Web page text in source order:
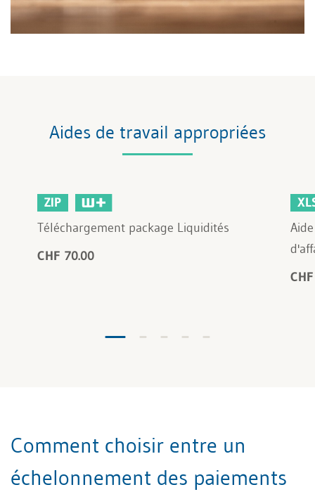
Aides de travail appropriées
ZIP
Téléchargement package Liquidités
CHF 70.00
Comment choisir entre un
échelonnement des paiements